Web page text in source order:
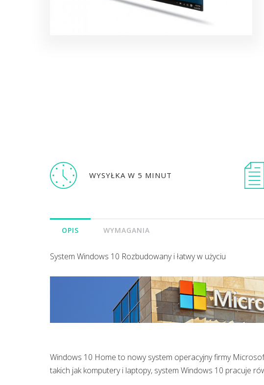
WYSYŁKA W 5 MINUT
OPIS WYMAGANIA
System Windows 10 Rozbudowany i łatwy w użyciu
Windows 10 Home to nowy system operacyjny firmy
takich jak komputery i laptopy, system Windows 10 pracuje